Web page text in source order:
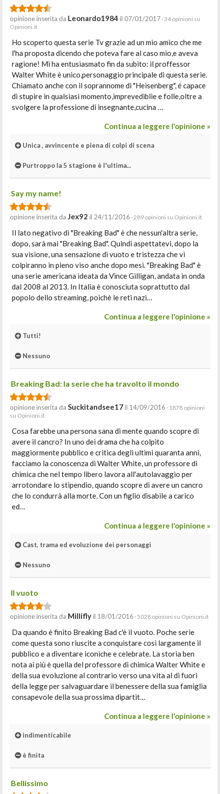
opinione inserita da Leonardo1984 il 07/01/2017 · 34 opinioni su
Opinioni.it
Ho scoperto questa serie Tv grazie ad un mio amico che me
l'ha proposta dicendo che poteva fare al caso mio,e aveva
ragione! Mi ha entusiasmato fin da subito: il proffessor
Walter White è unico,personaggio principale di questa serie.
Chiamato anche con il soprannome di "Heisenberg", é capace
di stupire in qualsiasi momento,imprevediblie e folle,oltre a
svolgere la professione di insegnante,cucina …
Continua a leggere l'opinione »
Unica , avvincente e piena di colpi di scena
Purtroppo la 5 stagione è l'ultima...
Say my name!
opinione inserita da Jex92 il 24/11/2016 · 289 opinioni su Opinioni.it
Il lato negativo di "Breaking Bad" è che nessun'altra serie,
dopo, sarà mai "Breaking Bad". Quindi aspettatevi, dopo la
sua visione, una sensazione di vuoto e tristezza che vi
colpiranno in pieno viso anche dopo mesi. "Breaking Bad" è
una serie americana ideata da Vince Gilligan, andata in onda
dal 2008 al 2013. In Italia è conosciuta soprattutto dal
popolo dello streaming, poichè le reti nazi…
Continua a leggere l'opinione »
Tutti!
Nessuno
Breaking Bad: la serie che ha travolto il mondo
opinione inserita da Suckitandsee17il 14/09/2016 · 1878 opinioni
su Opinioni.it
Cosa farebbe una persona sana di mente quando scopre di
avere il cancro? In uno dei drama che ha colpito
maggiormente pubblico e critica degli ultimi quaranta anni,
facciamo la conoscenza di Walter White, un professore di
chimica che nel tempo libero lavora all'autolavaggio per
arrotondare lo stipendio, quando scopre di avere un cancro
che lo condurrà alla morte. Con un figlio disabile a carico
ed…
Continua a leggere l'opinione »
Cast, trama ed evoluzione dei personaggi
Nessuno
Il vuoto
opinione inserita da Milliflyil 18/01/2016 · 5028 opinioni su Opinioni.it
Da quando è finito Breaking Bad c'è il vuoto. Poche serie
come questa sono riuscite a conquistare così largamente il
pubblico e a diventare iconiche e celebrate. La storia ben
nota ai più è quella del professore di chimica Walter White e
della sua evoluzione al contrario verso una vita al di fuori
della legge per salvaguardare il benessere della sua famiglia
consapevole della sua prossima dipartit…
Continua a leggere l'opinione »
indimenticabile
è finita
Bellissimo